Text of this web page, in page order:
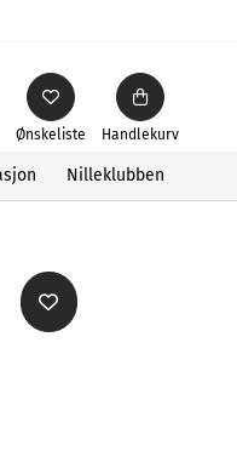
Ønskeliste Handlekurv
Nilleklubben